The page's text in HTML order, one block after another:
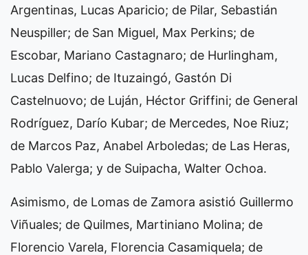
Argentinas, Lucas Aparicio; de Pilar, Sebastián
Neuspiller; de San Miguel, Max Perkins; de
Escobar, Mariano Castagnaro; de Hurlingham,
Lucas Delfino; de Ituzaingó, Gastón Di
Castelnuovo; de Luján, Héctor Griffini; de General
Rodríguez, Darío Kubar; de Mercedes, Noe Riuz;
de Marcos Paz, Anabel Arboledas; de Las Heras,
Pablo Valerga; y de Suipacha, Walter Ochoa.
Asimismo, de Lomas de Zamora asistió Guillermo
Viñuales; de Quilmes, Martiniano Molina; de
Florencio Varela, Florencia Casamiquela; de